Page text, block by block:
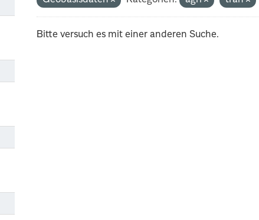
Bitte versuch es mit einer anderen Suche.